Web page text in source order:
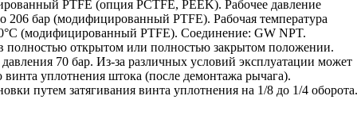
PTFE (опция PCTFE, PEEK). Рабочее давление
206 бар (модифицированный PTFE). Рабочая температура
(модифицированный PTFE). Соединение: GW NPT.
открытом или полностью закрытом положении.
70 бар. Из-за различных условий эксплуатации может
уплотнения штока (после демонтажа рычага).
путем затягивания винта уплотнения на 1/8 до 1/4